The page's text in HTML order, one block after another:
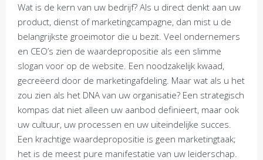
Wat is de kern van uw bedrijf? Als u direct denkt aan uw
product, dienst of marketingcampagne, dan mist u de
belangrijkste groeimotor die u bezit. Veel ondernemers
en CEO’s zien de waardepropositie als een slimme
slogan voor op de website. Een noodzakelijk kwaad,
gecreëerd door de marketingafdeling. Maar wat als u het
zou zien als het DNA van uw organisatie? Een strategisch
kompas dat niet alleen uw aanbod definieert, maar ook
uw cultuur, uw processen en uw uiteindelijke succes.
Een krachtige waardepropositie is geen marketingtaak;
het is de meest pure manifestatie van uw leiderschap.